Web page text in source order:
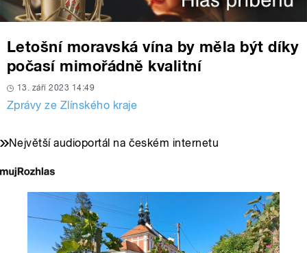
Letošní moravská vína by měla být díky
počasí mimořádně kvalitní
13. září 2023 14:49
Zprávy ze Zlínského kraje
Největší audioportál na českém internetu